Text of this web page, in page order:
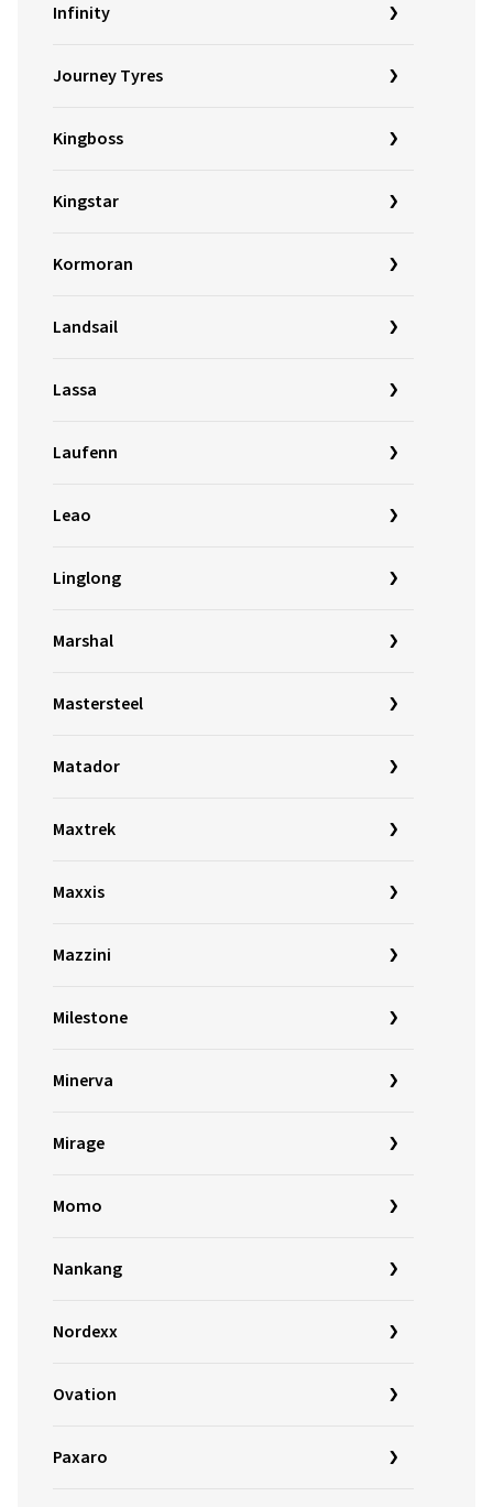
Infinity
Journey Tyres
Kingboss
Kingstar
Kormoran
Landsail
Lassa
Laufenn
Leao
Linglong
Marshal
Mastersteel
Matador
Maxtrek
Maxxis
Mazzini
Milestone
Minerva
Mirage
Momo
Nankang
Nordexx
Ovation
Paxaro